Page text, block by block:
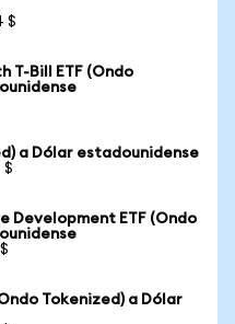
$
T-Bill ETF (Ondo
a Dólar estadounidense
$
Development ETF (Ondo
Tokenized) a Dólar